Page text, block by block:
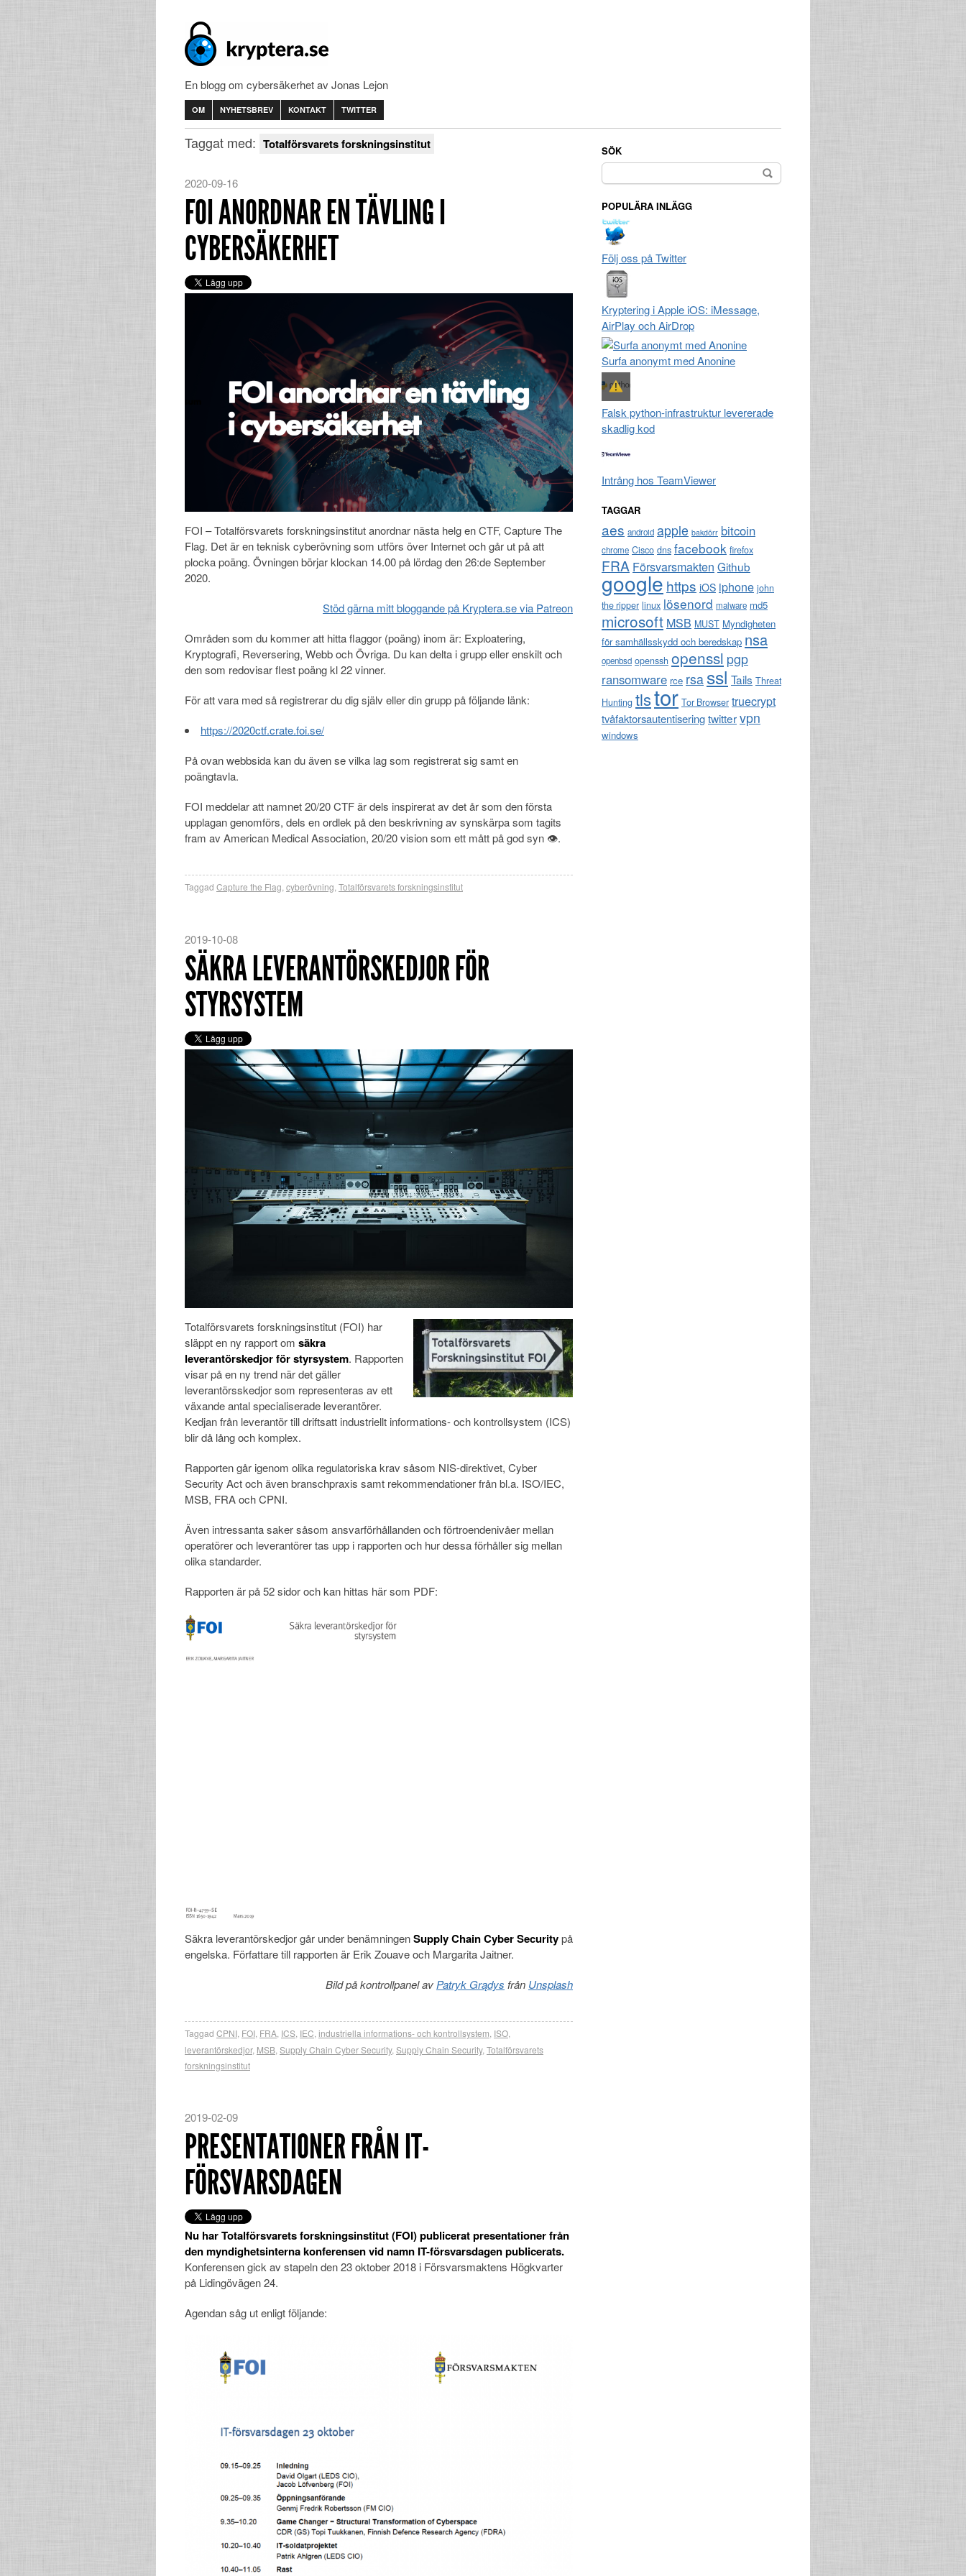
En blogg om cybersäkerhet av Jonas Lejon
OM NYHETSBREV KONTAKT TWITTER
Taggat med: Totalförsvarets forskningsinstitut
2020-09-16
FOI ANORDNAR EN TÄVLING I
CYBERSÄKERHET
FOI – Totalförsvarets forskningsinstitut anordnar nästa helg en CTF, Capture The
Flag. Det är en teknisk cyberövning som utförs över Internet och går ut på att
plocka poäng. Övningen börjar klockan 14.00 på lördag den 26:de September
2020.
Stöd gärna mitt bloggande på Kryptera.se via Patreon
Områden som du kommer att hitta flaggor (poäng) inom är: Exploatering,
Kryptografi, Reversering, Webb och Övriga. Du kan delta i grupp eller enskilt och
den som redovisar flest poäng kl 22 vinner.
För att vara med så registrerar du dig själv eller din grupp på följande länk:
https://2020ctf.crate.foi.se/
På ovan webbsida kan du även se vilka lag som registrerat sig samt en
poängtavla.
FOI meddelar att namnet 20/20 CTF är dels inspirerat av det år som den första
upplagan genomförs, dels en ordlek på den beskrivning av synskärpa som tagits
fram av American Medical Association, 20/20 vision som ett mått på god syn 👁.
Taggad Capture the Flag cyberövning Totalförsvarets forskningsinstitut
2019-10-08
SÄKRA LEVERANTÖRSKEDJOR FÖR
STYRSYSTEM
Totalförsvarets forskningsinstitut (FOI) har
släppt en ny rapport om säkra
leverantörskedjor för styrsystem. Rapporten
visar på en ny trend när det gäller
leverantörsskedjor som representeras av ett
växande antal specialiserade leverantörer.
Kedjan från leverantör till driftsatt industriellt informations- och kontrollsystem (ICS)
blir då lång och komplex.
Rapporten går igenom olika regulatoriska krav såsom NIS-direktivet, Cyber
Security Act och även branschpraxis samt rekommendationer från bl.a. ISO/IEC,
MSB, FRA och CPNI.
Även intressanta saker såsom ansvarförhållanden och förtroendenivåer mellan
operatörer och leverantörer tas upp i rapporten och hur dessa förhåller sig mellan
olika standarder.
Rapporten är på 52 sidor och kan hittas här som PDF:
Säkra leverantörskedjor går under benämningenSupply Chain Cyber Securitypå
engelska. Författare till rapporten är Erik Zouave och Margarita Jaitner.
Bild på kontrollpanel avPatryk Grądys från Unsplash
Taggad CPNI, FOI, FRA, ICS, IEC,industriella informations- och kontrollsystem, ISO,
leverantörskedjor, MSB,Supply Chain Cyber Security,Supply Chain Security,Totalförsvarets
forskningsinstitut
2019-02-09
PRESENTATIONER FRÅN IT-
FÖRSVARSDAGEN
Nu har Totalförsvarets forskningsinstitut (FOI) publicerat presentationer från
den myndighetsinterna konferensen vid namn IT-försvarsdagen publicerats.
Konferensen gick av stapeln den 23 oktober 2018 i Försvarsmaktens Högkvarter
på Lidingövägen 24.
Agendan såg ut enligt följande:
SÖK
Sök
efter:
POPULÄRA INLÄGG
Följ oss på Twitter
Kryptering i Apple iOS: iMessage,
AirPlay och AirDrop
Surfa anonymt med Anonine
Falsk python-infrastruktur levererade
skadlig kod
Intrång hos TeamViewer
TAGGAR
aes android apple bakdörr bitcoin
chrome Cisco dns facebook firefox
FRA Försvarsmakten Github
google https iOS iphone john
the ripper linux lösenord malware md5
microsoft MSB MUST Myndigheten
för samhällsskydd och beredskap nsa
openbsd openssh openssl pgp
ransomware rce rsa ssl Tails Threat
Hunting tlstor Tor Browser truecrypt
tvåfaktorsautentiseringtwittervpn
windows